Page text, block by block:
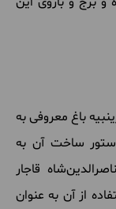
باغ معروفی به
ساخت آن به
حکومت ناصرالدین‌شاه قاجار
از آن به عنوان